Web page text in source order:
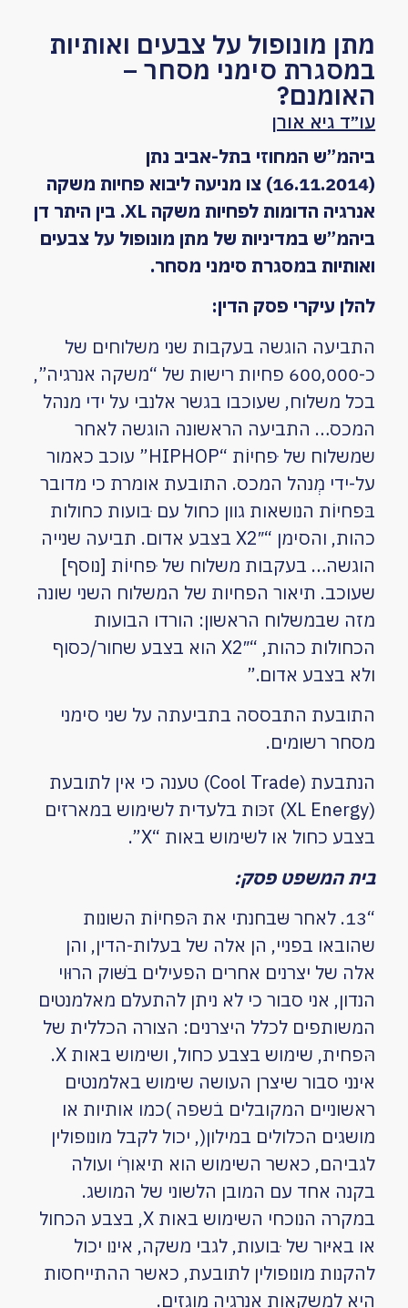
מתן מונופול על צבעים ואותיות
במסגרת סימני מסחר –
האומנם?
עו״ד גיא אורן
ביהמ”ש המחוזי בתל-אביב נתן
(16.11.2014) צו מניעה ליבוא פחיות משקה
אנרגיה הדומות לפחיות משקה XL. בין היתר דן
ביהמ”ש במדיניות של מתן מונופול על צבעים
ואותיות במסגרת סימני מסחר.
להלן עיקרי פסק הדין:
התביעה הוגשה בעקבות שני משלוחים של
כ-600,000 פחיות רישות של “משקה אנרגיה”,
בכל משלוח, שעוכבו בגשר אלנבי על ידי מנהל
המכס… התביעה הראשונה הוגשה לאחר
שמשלוח של ּפחיוֹת “HIPHOP” עוכב כאמור
על-ידי מְנהל המכס. התובעת אומרת כי מדובר
בּפחיוֹת הנושאות גוון כחול עם ּבועות כחולות
כהות, והסימן “X2″ בצבע אדום. תביעה שנייה
הוגשה… בעקבות משלוח של ּפחיוֹת [נוסף]
שעוכב. תיאור הפחיות של המשלוח השני שונה
מזה שבמשלוח הראשון: הורדו הבועות
הכחולות כהות, “X2″ הוא בצבע שחור/כסוף
ולא בצבע אדום.”
התובעת התבססה בתביעתה על שני סימני
מסחר רשומים.
הנתבעת (Cool Trade) טענה כי אין לתובעת
(XL Energy) זכּות בלעדית לשימוש במארזים
בצבע כחול או לשימוש באות “X”.
בית המשפט פסק:
“13. לאחר שּבחנתי את הּפחיוֹת השונות
שהובאו בפניי, הן אלה של בעלות-הדין, והן
אלה של יצרנים אחרים הפעילים בׁשּוק הרוּוי
הנדון, אני סבור כי לא ניתן להתעלם מאלמנטים
המשותפים לכלל היצרנים: הצורה הכללית של
הּפחית, שימוש בצבע כחול, ושימוש באות X.
אינני סבור שיצרן העושה שימוש באלמנטים
ראשוניים המקובלים בׂשפה )כמו אותיות או
מושגים הכלולים במילון(, יכול לקבל מונופולין
לגביהם, כאשר השימוש הוא תיאּורִׁי ועולה
בקנה אחד עם המובן הלשוני של המושג.
במקרה הנוכחי השימוש באות X, בצבע הכחול
או באיּור של ּבועות, לגבי משקה, אינו יכול
להקנות מונופולין לתובעת, כאשר ההתייחסות
היא למשקאות אנרגיה מוגזים.